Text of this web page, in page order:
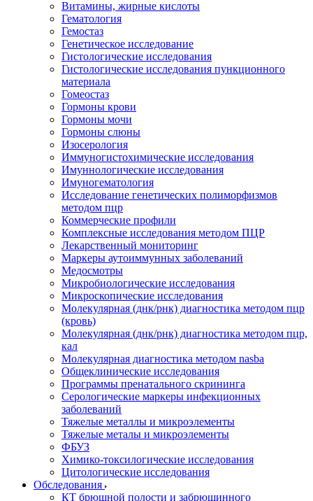
Витамины, жирные кислоты
Гематология
Гемостаз
Генетическое исследование
Гистологические исследования
Гистологические исследования пункционного
материала
Гомеостаз
Гормоны крови
Гормоны мочи
Гормоны слюны
Изосерология
Иммуногистохимические исследования
Имуннологические исследования
Имуногематология
Исследование генетических полиморфизмов
методом пцр
Коммерческие профили
Комплексные исследования методом ПЦР
Лекарственный мониторинг
Маркеры аутоиммунных заболеваний
Медосмотры
Микробиологические исследования
Микроскопические исследования
Молекулярная (днк/рнк) диагностика методом пцр
(кровь)
Молекулярная (днк/рнк) диагностика методом пцр,
кал
Молекулярная диагностика методом nasba
Общеклинические исследования
Программы пренатального скрининга
Серологические маркеры инфекционных
заболеваний
Тяжелые металлы и микроэлементы
Тяжелые металы и микроэлементы
ФБУЗ
Химико-токсилогические исследования
Цитологические исследования
Обследования
КТ брюшной полости и забрюшинного